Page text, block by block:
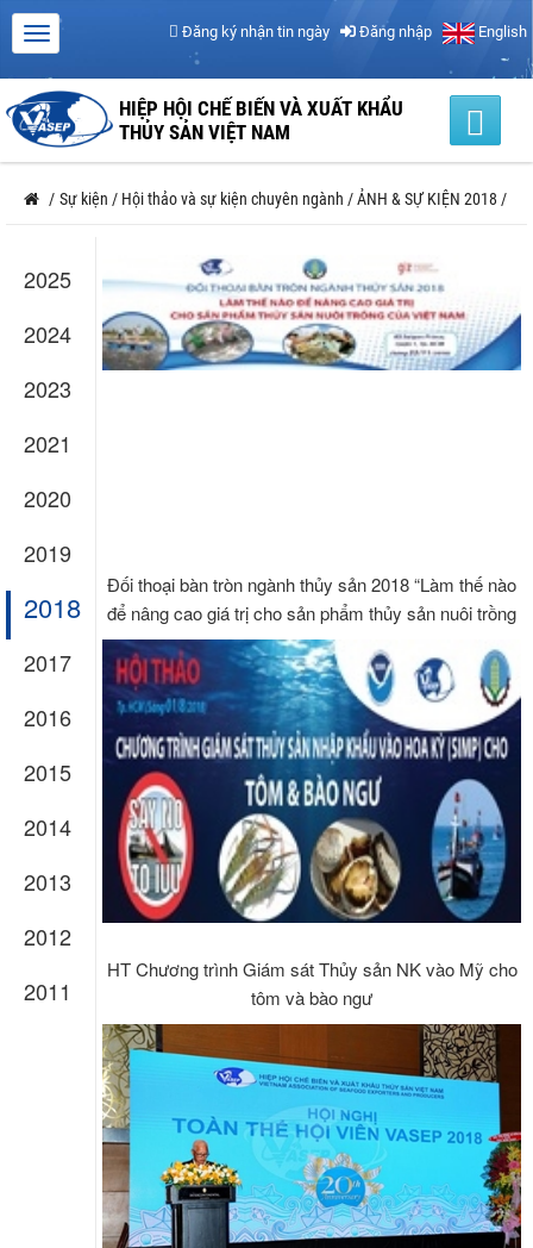
Đăng ký nhận tin ngày Đăng nhập English
HIỆP HỘI CHẾ BIẾN VÀ XUẤT KHẨU
THỦY SẢN VIỆT NAM
/ Sự kiện / Hội thảo và sự kiện chuyên ngành /ẢNH & SỰ KIỆN 2018 /
2025
2024
2023
2021
2020
2019
2018
2017
2016
2015
2014
2013
2012
2011
Đối thoại bàn tròn ngành thủy sản 2018 “Làm thế nào
để nâng cao giá trị cho sản phẩm thủy sản nuôi trồng
của Việt Nam”
HT Chương trình Giám sát Thủy sản NK vào Mỹ cho
tôm và bào ngư